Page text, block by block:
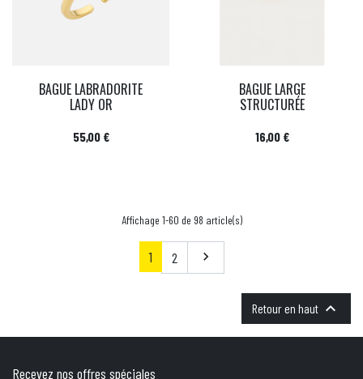
BAGUE LABRADORITE
LADY OR
Prix
55,00 €
BAGUE LARGE
STRUCTURÉE
Prix
16,00 €
Affichage 1-60 de 98 article(s)
1 2 Suivant

Retour en haut 
Recevez nos offres spéciales